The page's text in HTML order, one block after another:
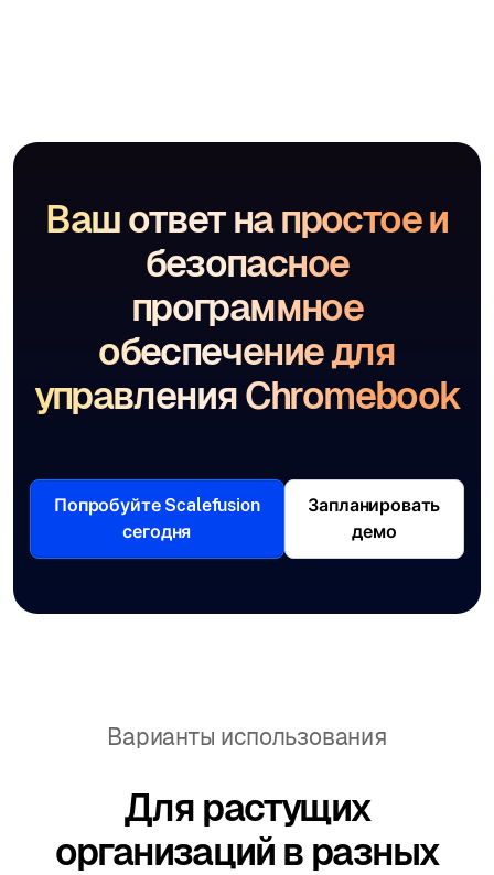
Ваш ответ на простое и
безопасное
программное
обеспечение для
управления Chromebook
Попробуйте Scalefusion
сегодня
Запланировать
демо
Варианты использования
Для растущих
организаций в разных